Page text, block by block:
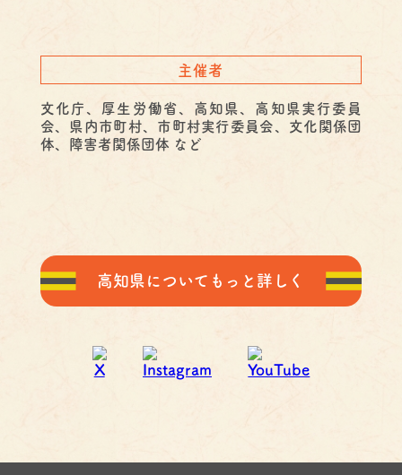
主催者
文化庁、厚生労働省、高知県、高知県実行委員
会、県内市町村、 市町村実行委員会、文化関係団
体、障害者関係団体 など
高知県についてもっと詳しく